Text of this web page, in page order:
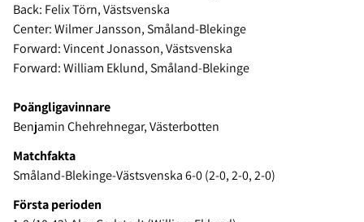
Back: Felix Törn, Västsvenska
Center: Wilmer Jansson, Småland-Blekinge
Forward: Vincent Jonasson, Västsvenska
Forward: William Eklund, Småland-Blekinge
Poängligavinnare
Benjamin Chehrehnegar, Västerbotten
Matchfakta
Småland-Blekinge-Västsvenska 6-0 (2-0, 2-0, 2-0)
Första perioden